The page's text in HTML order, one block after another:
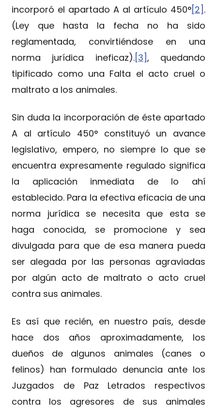
incorporó el apartado A al artículo 450°[2] .
(Ley que hasta la fecha no ha sido
reglamentada, convirtiéndose en una
norma jurídica ineficaz).[3], quedando
tipificado como una Falta el acto cruel o
maltrato a los animales.
Sin duda la incorporación de éste apartado
A al artículo 450° constituyó un avance
legislativo, empero, no siempre lo que se
encuentra expresamente regulado significa
la aplicación inmediata de lo ahí
establecido. Para la efectiva eficacia de una
norma jurídica se necesita que esta se
haga conocida, se promocione y sea
divulgada para que de esa manera pueda
ser alegada por las personas agraviadas
por algún acto de maltrato o acto cruel
contra sus animales.
Es así que recién, en nuestro país, desde
hace dos años aproximadamente, los
dueños de algunos animales (canes o
felinos) han formulado denuncia ante los
Juzgados de Paz Letrados respectivos
contra los agresores de sus animales